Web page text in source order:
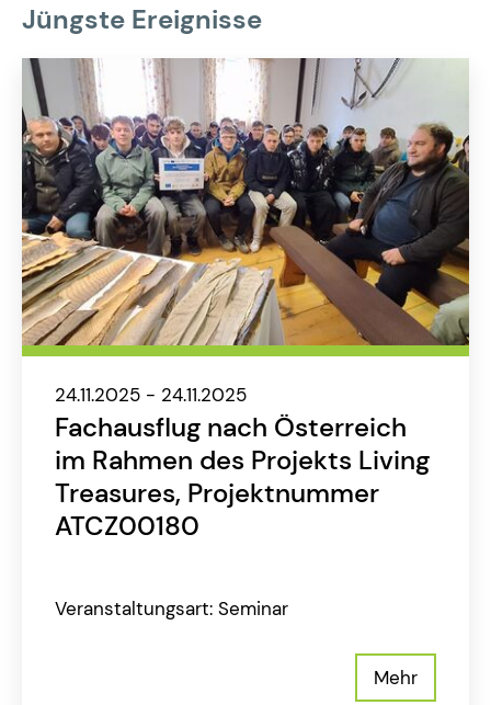
Jüngste Ereignisse
24.11.2025 - 24.11.2025
Fachausflug nach Österreich
im Rahmen des Projekts Living
Treasures, Projektnummer
ATCZ00180
Veranstaltungsart: Seminar
Mehr